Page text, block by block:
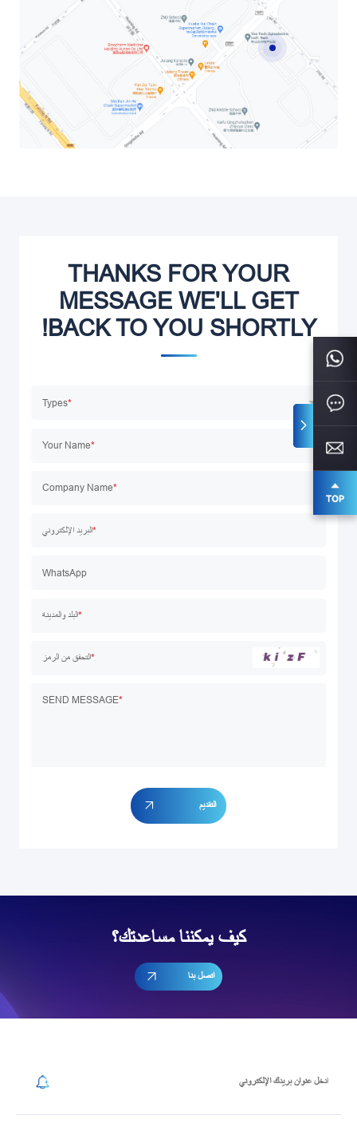
THANKS FOR YOUR
MESSAGE WE'LL GET
BACK TO YOU SHORTLY!
*
Types
*
Your Name
*
Company Name
*البريد الإلكتروني
WhatsApp
*البلد والمدينة
*التحقق من الرمز
*
SEND MESSAGE
التقديم
كيف يمكننا مساعدتك؟
اتصل بنا